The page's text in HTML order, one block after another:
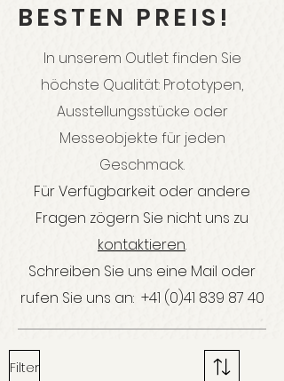
BESTEN PREIS!
In unserem Outlet finden Sie
höchste Qualität: Prototypen,
Ausstellungsstücke oder
Messeobjekte für jeden
Geschmack.
Für Verfügbarkeit oder andere
Fragen zögern Sie nicht uns zu
kontaktieren.
Schreiben Sie uns eine Mail oder
rufen Sie uns an: +41 (0)41 839 87 40
Filter